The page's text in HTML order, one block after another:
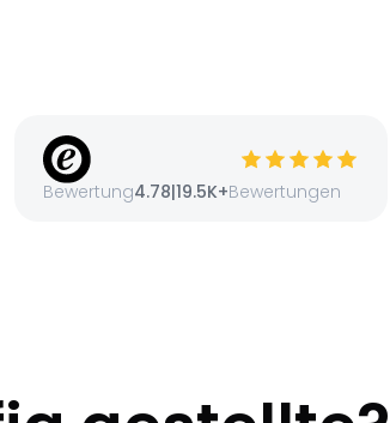
Bewertung4.78|19.5K+Bewertungen